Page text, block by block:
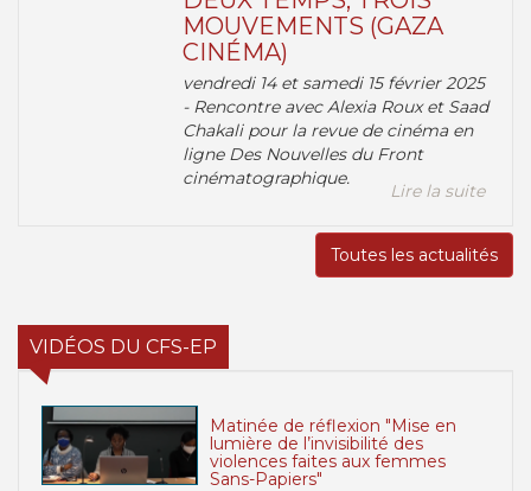
MOUVEMENTS (GAZA
CINÉMA)
vendredi 14 et samedi 15 février 2025
- Rencontre avec Alexia Roux et Saad
Chakali pour la revue de cinéma en
ligne Des Nouvelles du Front
cinématographique.
Lire la suite
Toutes les actualités
VIDÉOS DU CFS-EP
Matinée de réflexion "Mise en
lumière de l’invisibilité des
violences faites aux femmes
Sans-Papiers"